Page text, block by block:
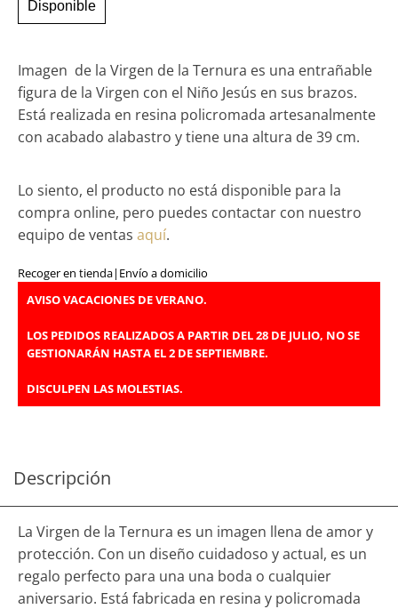
Disponible
Imagen de la Virgen de la Ternura es una entrañable
figura de la Virgen con el Niño Jesús en sus brazos.
Está realizada en resina policromada artesanalmente
con acabado alabastro y tiene una altura de 39 cm.
Lo siento, el producto no está disponible para la
compra online, pero puedes contactar con nuestro
equipo de ventas aquí.
Recoger en tienda| Envío a domicilio
AVISO VACACIONES DE VERANO.
LOS PEDIDOS REALIZADOS A PARTIR DEL 28 DE JULIO, NO SE
GESTIONARÁN HASTA EL 2 DE SEPTIEMBRE.
DISCULPEN LAS MOLESTIAS.
Descripción
La Virgen de la Ternura es un imagen llena de amor y
protección. Con un diseño cuidadoso y actual, es un
regalo perfecto para una una boda o cualquier
aniversario. Está fabricada en resina y policromada